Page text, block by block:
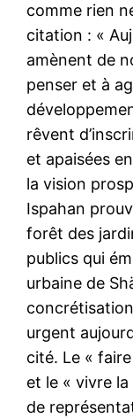
comme rien
citation : «
amènent de
penser et à
rêvent
et apaisées
la vision
Ispahan
forêt des
publics qui
urbaine de
urgent
cité. Le «
et le « vivre la
de